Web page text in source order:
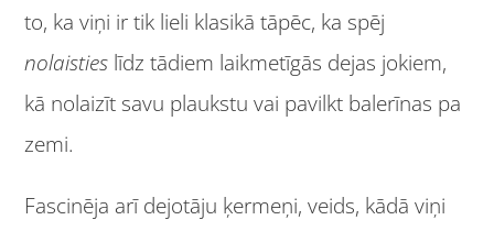
to, ka viņi ir tik lieli klasikā tāpēc, ka spēj
nolaisties līdz tādiem laikmetīgās dejas jokiem,
kā nolaizīt savu plaukstu vai pavilkt balerīnas pa
zemi.
Fascinēja arī dejotāju ķermeņi, veids, kādā viņi